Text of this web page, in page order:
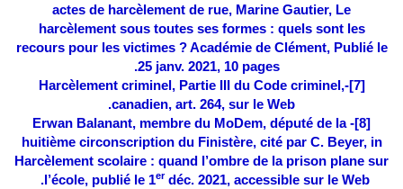
actes de harcèlement de rue, Marine Gautier, Le
harcèlement sous toutes ses formes : quels sont les
recours pour les victimes ? Académie de Clément, Publié le
25 janv. 2021, 10 pages.
[7]
-Harcèlement criminel, Partie III du Code criminel,
canadien, art. 264, sur le Web.
[8]
- Erwan Balanant, membre du MoDem, député de la
huitième circonscription du Finistère, cité par C. Beyer, in
Harcèlement scolaire : quand l’ombre de la prison plane sur
l’école, publié le 1erdéc. 2021, accessible sur le Web.